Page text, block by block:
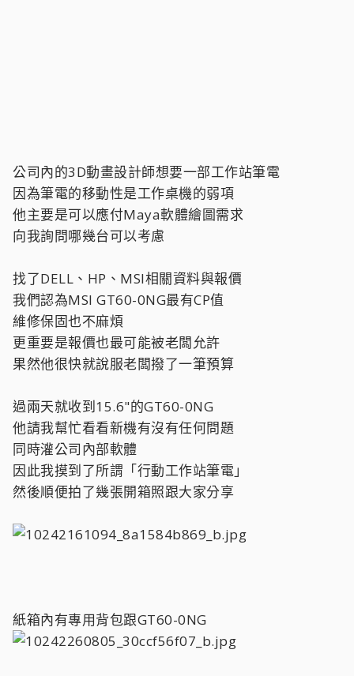
公司內的3D動畫設計師想要一部工作站筆電
因為筆電的移動性是工作桌機的弱項
他主要是可以應付Maya軟體繪圖需求
向我詢問哪幾台可以考慮
找了DELL、HP、MSI相關資料與報價
我們認為MSI GT60-0NG最有CP值
維修保固也不麻煩
更重要是報價也最可能被老闆允許
果然他很快就說服老闆撥了一筆預算
過兩天就收到15.6"的GT60-0NG
他請我幫忙看看新機有沒有任何問題
同時灌公司內部軟體
因此我摸到了所謂「行動工作站筆電」
然後順便拍了幾張開箱照跟大家分享
紙箱內有專用背包跟GT60-0NG